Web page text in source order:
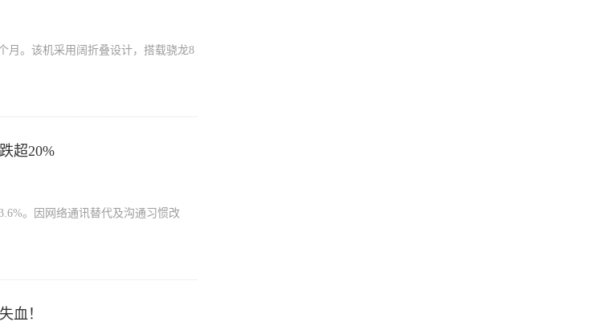
月。该机采用阔折叠设计，搭载骁龙8
超20%
。因网络通讯替代及沟通习惯改
血！